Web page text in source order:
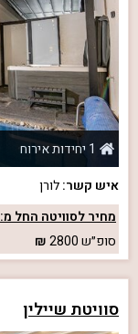
1 יחידות אירוח
איש קשר:לורן
מחיר לסוויטה החל מ:
סופ״ש2800
סוויטת שיילין